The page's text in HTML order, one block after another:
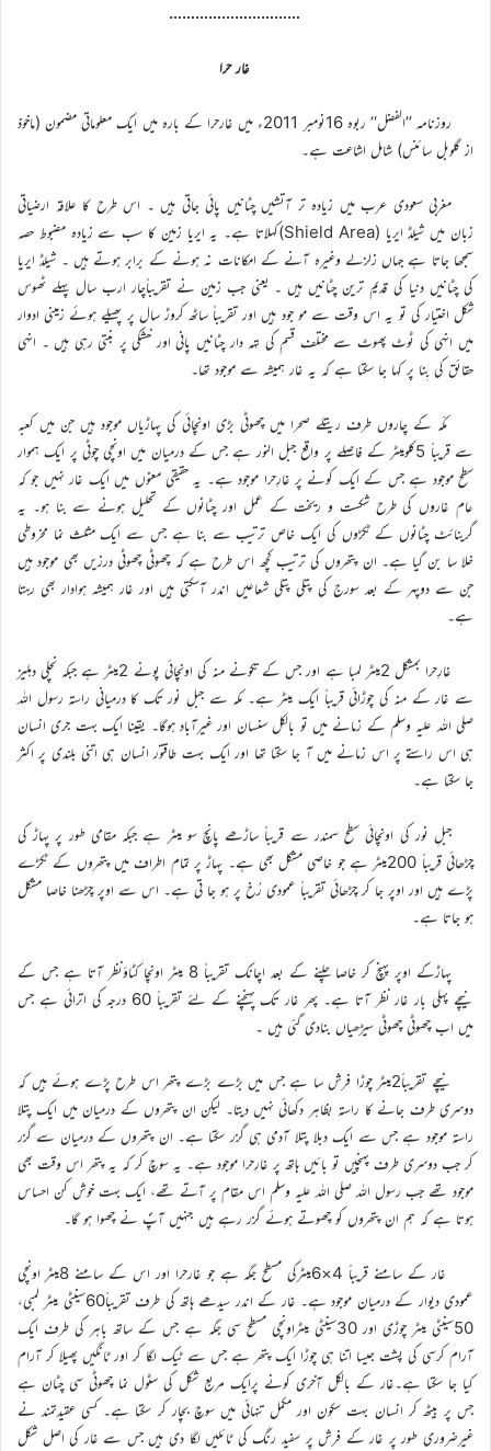
…………………………
غار حرا
روزنامہ ’’الفضل‘‘ ربوہ 16نومبر 2011ء میں غارحرا کے بارہ میں ایک معلوماتی مضمون (ماخوذ
از گلوبل سائنس) شامل اشاعت ہے۔
مغربی سعودی عرب میں زیادہ تر آتشیں چٹانیں پائی جاتی ہیں ۔ اس طرح کا علاقہ ارضیاتی
زبان میں شیلڈ ایریا (Shield Area)کہلاتا ہے۔ یہ ایریا زمین کا سب سے زیادہ مضبوط حصہ
سمجھا جاتا ہے جہاں زلزلے وغیرہ آنے کے امکانات نہ ہونے کے برابر ہوتے ہیں ۔ شیلڈ ایریا
کی چٹانیں دنیا کی قدیم ترین چٹانیں ہیں ۔ یعنی جب زمین نے تقریباًچار ارب سال پہلے ٹھوس
شکل اختیار کی تو یہ اس وقت سے مو جود ہیں اور تقریباً ساٹھ کروڑ سال پر پھیلے ہوئے زمینی ادوار
میں انہی کی ٹوٹ پھوٹ سے مختلف قسم کی تہہ دار چٹانیں پانی اور خشکی پر بنتی رہی ہیں ۔ انہی
حقائق کی بِنا پر کہا جا سکتا ہے کہ یہ غار ہمیشہ سے موجود تھا۔
مکّہ کے چاروں طرف ریتلے صحرا میں چھوٹی بڑی اونچائی کی پہاڑیاں موجود ہیں جن میں کعبہ
سے قریباً 5کلومیٹر کے فاصلے پر واقع جبل النور ہے جس کے درمیان میں اونچی چوٹی پر ایک ہموار
سطح موجود ہے جس کے ایک کونے پر غارِحرا موجود ہے۔ یہ حقیقی معنوں میں ایک غار نہیں جو کہ
عام غاروں کی طرح شکست و ریخت کے عمل اور چٹانوں کے تحلیل ہونے سے بنا ہو۔ یہ
گرینائٹ چٹانوں کے ٹکڑوں کی ایک خاص ترتیب سے بنا ہے جس سے ایک مثلث نما مخروطی
خلا سا بن گیا ہے۔ ان پتھروں کی ترتیب کچھ اس طرح ہے کہ چھوٹی چھوٹی درزیں بھی موجود ہیں
جن سے دوپہر کے بعد سورج کی پتلی پتلی شعاعیں اندر آسکتی ہیں اور غار ہمیشہ ہوادار بھی رہتا
ہے۔
غارِحرا بمشکل 2میٹر لمبا ہے اور جس کے تکونے منہ کی اونچائی پونے 2میٹر ہے جبکہ نچلی دہلیز
سے غار کے منہ کی چوڑائی قریباً ایک میٹر ہے۔ مکہ سے جبلِ نور تک کا درمیانی راستہ رسول اللہ
صلی اللہ علیہ وسلم کے زمانے میں تو بالکل سنسان اور غیرآباد ہوگا۔ یقینا ایک بہت جری انسان
ہی اس راستے پر اس زمانے میں آ جا سکتا تھا اور ایک بہت طاقتور انسان ہی اتنی بلندی پر اکثر
جا سکتا ہے۔
جبلِ نور کی اونچائی سطح سمندر سے قریباً ساڑھے پانچ سو میٹر ہے جبکہ مقامی طور پر پہاڑ کی
چڑھائی قریباً 200میٹر ہے جو خاصی مشکل بھی ہے۔ پہاڑ پر تمام اطراف میں پتھروں کے ٹکڑے
پڑے ہیں اور اوپر جا کر چڑھائی تقریباً عمودی رُخ پر ہو جا تی ہے۔ اس سے اوپر چڑھنا خاصا مشکل
ہو جاتا ہے۔
پہاڑکے اوپر پہنچ کر خاصا چلنے کے بعد اچانک تقریباً 8 میٹر اونچا کٹاؤنظر آتا ہے جس کے
نیچے پہلی بار غار نظر آتا ہے۔ پھر غار تک پہنچنے کے لئے تقریباً 60 درجہ کی اترائی ہے جس
میں اب چھوٹی چھوٹی سیڑھیاں بنادی گئی ہیں ۔
نیچے تقریباً2میٹر چوڑا فرش سا ہے جس میں بڑے بڑے پتھر اس طرح پڑے ہوئے ہیں کہ
دوسری طرف جانے کا راستہ بظاہر دکھائی نہیں دیتا۔ لیکن ان پتھروں کے درمیان میں ایک پتلا
راستہ موجود ہے جس سے ایک دبلا پتلا آدمی ہی گزر سکتا ہے۔ ان پتھروں کے درمیان سے گزر
کر جب دوسری طرف پہنچیں تو بائیں ہاتھ پر غارِحرا موجود ہے۔ یہ سوچ کر کہ یہ پتھر اس وقت بھی
موجود تھے جب رسول اللہ صلی اللہ علیہ وسلم اس مقام پر آتے تھے، ایک بہت خوش کن احساس
ہوتا ہے کہ ہم ان پتھروں کو چھوتے ہوئے گزر رہے ہیں جنہیں آپؐ نے چھوا ہو گا۔
غار کے سامنے قریباً 4×6میٹرکی مسطح جگہ ہے جو غارحرا اور اس کے سامنے 8میٹر اونچی
عمودی دیوار کے درمیان موجود ہے۔ غار کے اندر سیدھے ہاتھ کی طرف تقریباً60سینٹی میٹر لمبی،
50سینٹی میٹر چوڑی اور 30سینٹی میٹراونچی مسطح سی جگہ ہے جس کے ساتھ باہر کی طرف ایک
آرام کرسی کی پشت جیسا اتنا ہی چوڑا ایک پتھر ہے جس سے ٹیک لگا کر اور ٹانگیں پھیلا کر آرام
کیا جا سکتا ہے۔غار کے بالکل آخری کونے پرایک مربع شکل کی سٹول نما چھوٹی سی چٹان ہے
جس پر بیٹھ کر انسان بہت سکون اور مکمل تنہائی میں سوچ بچار کر سکتا ہے۔ کسی عقیدتمند نے
غیرضروری طور پر غار کے فرش پر سفید رنگ کی ٹائلیں لگا دی ہیں جس سے غار کی اصل شکل